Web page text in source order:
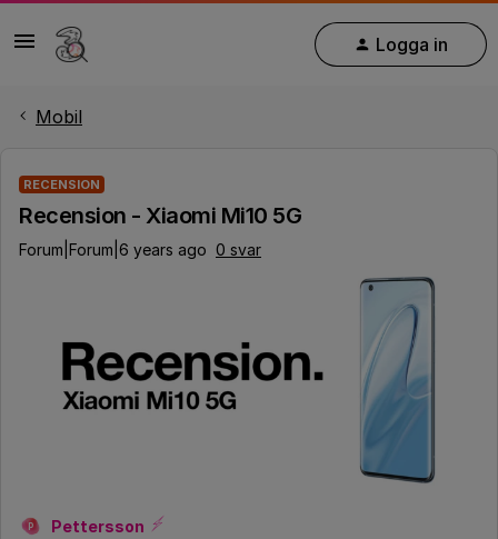
Logga in
Mobil
RECENSION
Recension - Xiaomi Mi10 5G
Forum|Forum|6 years ago 0 svar
P Pettersson